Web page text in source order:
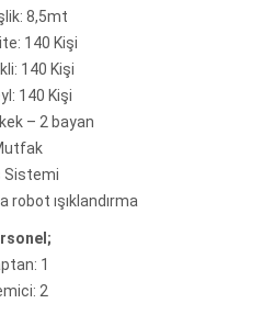
8,5mt
140 Kişi
140 Kişi
140 Kişi
– 2 bayan
Sistemi
robot ışıklandırma
1
2